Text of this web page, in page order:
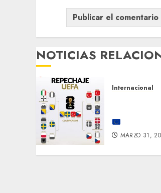
NOTICIAS
Internacional
MARZO 31,